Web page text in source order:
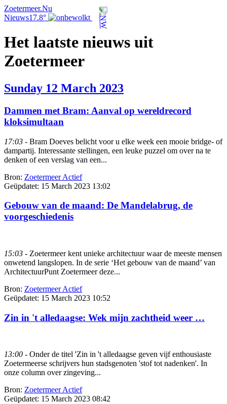
Zoetermeer.Nu
Nieuws17.8°
Het laatste nieuws uit
Zoetermeer
Sunday 12 March 2023
Dammen met Bram: Aanval op wereldrecord
kloksimultaan
17:03 - Bram Doeves belicht voor u elke week een mooie bridge- of
dampartij. Interessante stellingen, een leuke puzzel om over na te
denken of een verslag van een...
Bron: Zoetermeer Actief
Geüpdatet: 15 March 2023 13:02
Gebouw van de maand: De Mandelabrug, de
voorgeschiedenis
15:03 - Zoetermeer kent unieke architectuur waar de meeste mensen
onwetend langslopen. In de serie ‘Het gebouw van de maand’ van
ArchitectuurPunt Zoetermeer deze...
Bron: Zoetermeer Actief
Geüpdatet: 15 March 2023 10:52
Zin in 't alledaagse: Wek mijn zachtheid weer …
13:00 - Onder de titel 'Zin in 't alledaagse geven vijf enthousiaste
Zoetermeerse schrijvers hun stadsgenoten 'stof tot nadenken'. In
onze column over zingeving...
Bron: Zoetermeer Actief
Geüpdatet: 15 March 2023 08:42